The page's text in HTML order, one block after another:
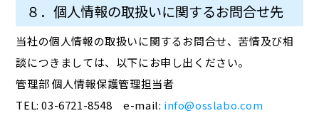
８．個人情報の取扱いに関するお問合せ先
当社の個人情報の取扱いに関するお問合せ、苦情及び相
談につきましては、以下にお申し出ください。
管理部 個人情報保護管理担当者
TEL: 03-6721-8548 e-mail: info@osslabo.com